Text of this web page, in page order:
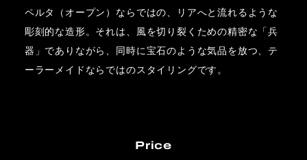
ペルタ（オープン）ならではの、リアへと流れるような
彫刻的な造形。それは、風を切り裂くための精密な「兵
器」でありながら、同時に宝石のような気品を放つ、テ
ーラーメイドならではのスタイリングです。
Price